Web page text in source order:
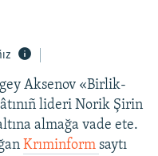
Aksenov «Birlik-
lideri Norik Şirin
almağa vade ete.
Krıminform saytı